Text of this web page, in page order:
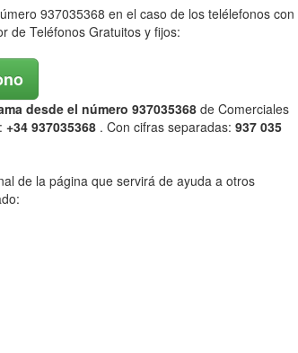
937035368 en el caso de los telélefonos con
de Teléfonos Gratuitos y fijos:
desde el número 937035368 de Comerciales
+34 937035368 . Con cifras separadas: 937 035
de la página que servirá de ayuda a otros